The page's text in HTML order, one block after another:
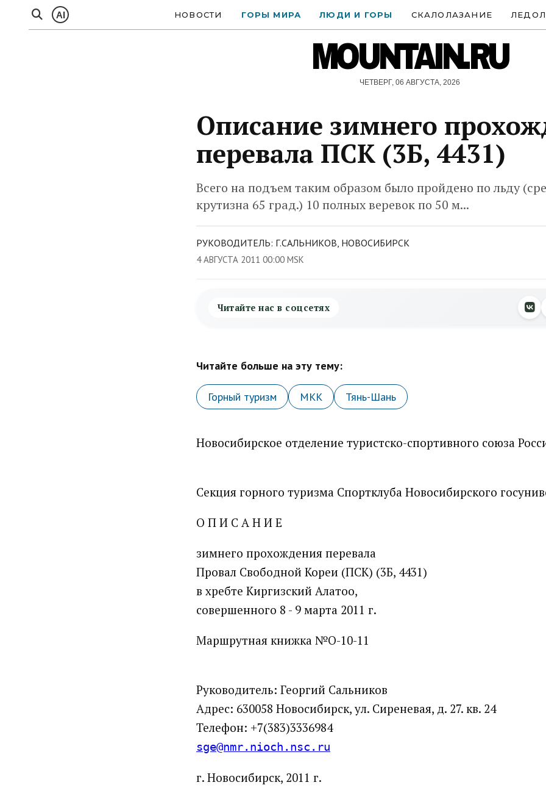
AI НОВОСТИ ГОРЫ МИРА ЛЮДИ И ГОРЫ СКАЛОЛАЗАНИЕ
MOUNTAIN.RU
ЧЕТВЕРГ, 06 АВГУСТА, 2026
Описание зимнего
перевала ПСК (3Б, 4431)
Всего на подъем таким образом было пройдено по льду
крутизна 65 град.) 10 полных веревок по 50 м...
РУКОВОДИТЕЛЬ: Г.САЛЬНИКОВ, НОВОСИБИРСК
4 АВГУСТА 2011 00:00 MSK
Читайте нас в соцсетях
Читайте больше на эту тему:
Горный туризм МКК Тянь-Шань
Новосибирское отделение туристско-спортивного союза
Секция горного туризма Спортклуба Новосибирского
О П И С А Н И Е
зимнего прохождения перевала
Провал Свободной Кореи (ПСК) (3Б, 4431)
в хребте Киргизский Алатоо,
совершенного 8 - 9 марта 2011 г.
Маршрутная книжка №О-10-11
Руководитель: Георгий Сальников
Адрес: 630058 Новосибирск, ул. Сиреневая, д. 27. кв. 24
Телефон: +7(383)3336984
sge@nmr.nioch.nsc.ru
г. Новосибирск, 2011 г.